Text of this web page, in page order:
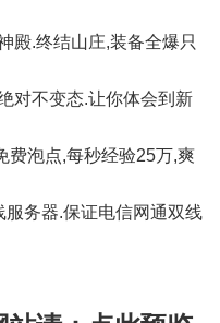
殿.终结山庄,装备全爆只
对不变态.让你体会到新
费泡点,每秒经验25万,爽
务器.保证电信网通双线